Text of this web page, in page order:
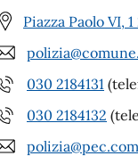
Piazza Paolo VI,
030 2184131
030 2184132